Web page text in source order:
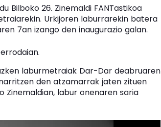
Bilboko 26. Zinemaldi FANTastikoa
Urkijoren laburrarekin batera
7an izango den inaugurazio galan.
laburmetraiak Dar-Dar deabruaren
den atzamarrak jaten zituen
Zinemaldian, labur onenaren saria